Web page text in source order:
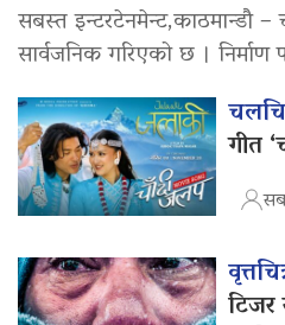
सबस्त इन्टरटेनमेन्ट,काठमान्डौ –
सार्वजनिक गरिएको छ । निर्माण
गीत
टिजर